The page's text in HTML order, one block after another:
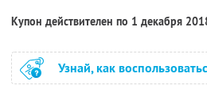
Купон действителен по 1 декабря
Узнай, как